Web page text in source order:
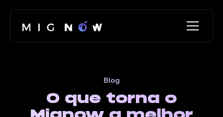
Blog
O que torna o